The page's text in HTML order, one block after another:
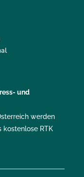
und
werden
kostenlose RTK